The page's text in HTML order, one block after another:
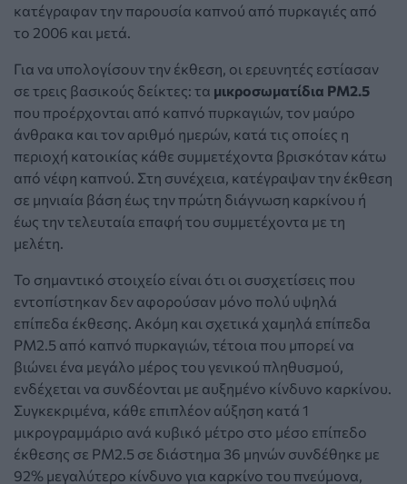
κατέγραφαν την παρουσία καπνού από πυρκαγιές από
το 2006 και μετά.
Για να υπολογίσουν την έκθεση, οι ερευνητές εστίασαν
σε τρεις βασικούς δείκτες: τα μικροσωματίδια PM2.5
που προέρχονται από καπνό πυρκαγιών, τον μαύρο
άνθρακα και τον αριθμό ημερών, κατά τις οποίες η
περιοχή κατοικίας κάθε συμμετέχοντα βρισκόταν κάτω
από νέφη καπνού. Στη συνέχεια, κατέγραψαν την έκθεση
σε μηνιαία βάση έως την πρώτη διάγνωση καρκίνου ή
έως την τελευταία επαφή του συμμετέχοντα με τη
μελέτη.
Το σημαντικό στοιχείο είναι ότι οι συσχετίσεις που
εντοπίστηκαν δεν αφορούσαν μόνο πολύ υψηλά
επίπεδα έκθεσης. Ακόμη και σχετικά χαμηλά επίπεδα
PM2.5 από καπνό πυρκαγιών, τέτοια που μπορεί να
βιώνει ένα μεγάλο μέρος του γενικού πληθυσμού,
ενδέχεται να συνδέονται με αυξημένο κίνδυνο καρκίνου.
Συγκεκριμένα, κάθε επιπλέον αύξηση κατά 1
μικρογραμμάριο ανά κυβικό μέτρο στο μέσο επίπεδο
έκθεσης σε PM2.5 σε διάστημα 36 μηνών συνδέθηκε με
92% μεγαλύτερο κίνδυνο για καρκίνο του πνεύμονα,